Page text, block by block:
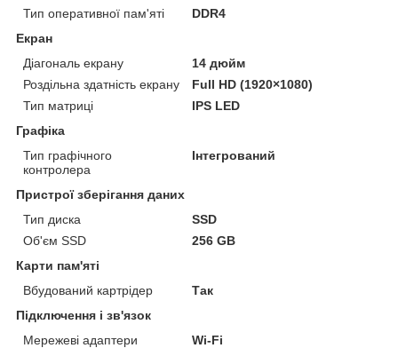
Тип оперативної пам'яті
DDR4
Екран
Діагональ екрану
14 дюйм
Роздільна здатність екрану
Full HD (1920×1080)
Тип матриці
IPS LED
Графіка
Тип графічного
контролера
Інтегрований
Пристрої зберігання даних
Тип диска
SSD
Об'єм SSD
256 GB
Карти пам'яті
Вбудований картрідер
Так
Підключення і зв'язок
Мережеві адаптери
Wi-Fi